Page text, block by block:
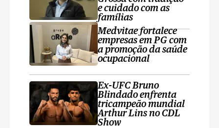
e cuidado com as
famílias
Medvitae fortalece
empresas em PG com
a promoção da saúde
ocupacional
Ex-UFC Bruno
Blindado enfrenta
tricampeão mundial
Arthur Lins no CDL
Show